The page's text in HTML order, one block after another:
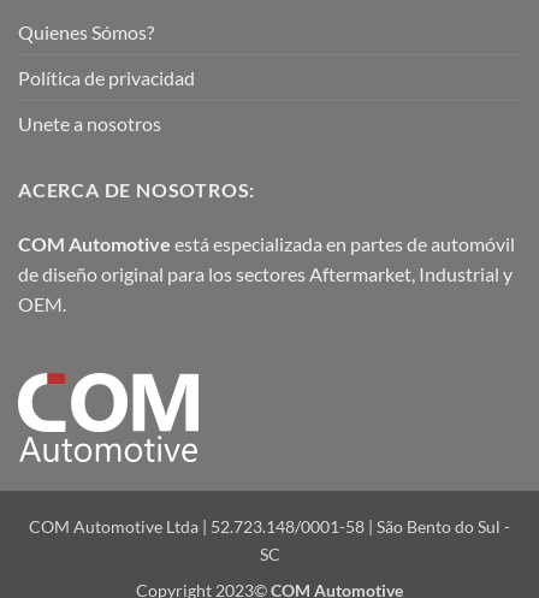
Quienes Sómos?
Política de privacidad
Unete a nosotros
ACERCA DE NOSOTROS:
COM Automotive está especializada en partes de automóvil
de diseño original para los sectores Aftermarket, Industrial y
OEM.
COM Automotive Ltda | 52.723.148/0001-58 | São Bento do Sul -
SC
Copyright 2023©COM Automotive